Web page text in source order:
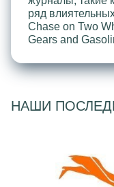
ряд
Chase on Two
Gears and
НАШИ